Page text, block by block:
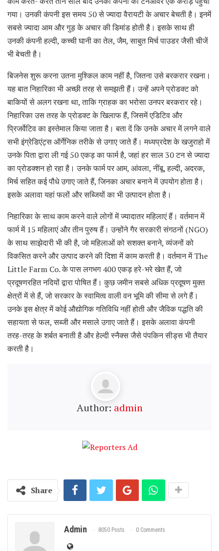
गया। उनकी कंपनी इस समय 50 से ज्यादा वैरायटी के अचार बेचती है। इनमें
सबसे ज्यादा आम और गुड़ के अचार की डिमांड होती है। इसके साथ ही
उनकी कंपनी हल्दी, कच्ची घानी का तेल, जैम, साबुत मिर्च पाउडर जैसी चीजें
भी बेचती है।
बिजनेस शुरू करना उतना मुश्किल काम नहीं है, जितना उसे बरकरार रखना।
यह बात निहारिका भी अच्छी तरह से समझती हैं। उन्हें अपने प्रोडक्ट को
बाकियों से अलग रखना था, ताकि ग्राहक का भरोसा उनपर बरकरार रहे।
निहारिका उस तरह के प्रोडक्ट के खिलाफ हैं, जिसमें एडिटिव और
प्रिजर्वेटिव का इस्तेमाल किया जाता है। बता दें कि उनके अचार में लगने वाले
सभी इंग्रेडिएंट्स ऑर्गेनिक तरीके से उगाए जाते हैं। मध्यप्रदेश के खजुराहो में
उनके पिता द्वारा ली गई 50 एकड़ का फार्म है, जहां हर साल 30 टन से ज्यादा
का प्रोडक्शन हो रहा है। उनके फार्म पर आम, आंवला, नींबू, हल्दी, अदरक,
मिर्च सहित कई पौधे उगाए जाते हैं, जिनका अचार बनाने में उपयोग होता है।
इसके अलावा यहां फलों और सब्जियों का भी उत्पादन होता है।
निहारिका के साथ काम करने वाले लोगों में ज्यादातर महिलाएं हैं। वर्तमान में
फार्म में 15 महिलाएं और तीन पुरुष हैं। उन्होंने गैर सरकारी संगठनों (NGO)
के साथ साझेदारी भी की है, जो महिलाओं को सशक्त बनाने, व्यंजनों को
विकसित करने और उत्पाद करने की दिशा में काम करती है। वर्तमान में The
Little Farm Co. के पास लगभग 400 एकड़ हरे-भरे खेत हैं, जो
प्रदूषणरहित नदियों द्वारा पोषित हैं। कुछ जमीन सबसे अधिक प्रदूषण मुक्त
क्षेत्रों में से हैं, जो सरकार के स्वामित्व वाली वन भूमि की सीमा से लगे हैं।
उनके इस क्षेत्र में कोई औद्योगिक गतिविधि नहीं होती और जैविक पद्धति की
सहायता से फल, सब्जी और मसाले उगाए जाते हैं। इसके अलावा कंपनी
तरह-तरह के शर्बत बनाती है और हेल्दी स्नैक्स जैसे पंपकिन सीड्स भी तैयार
करती है।
Author: admin
Share
Admin 8050 Posts 0 Comments